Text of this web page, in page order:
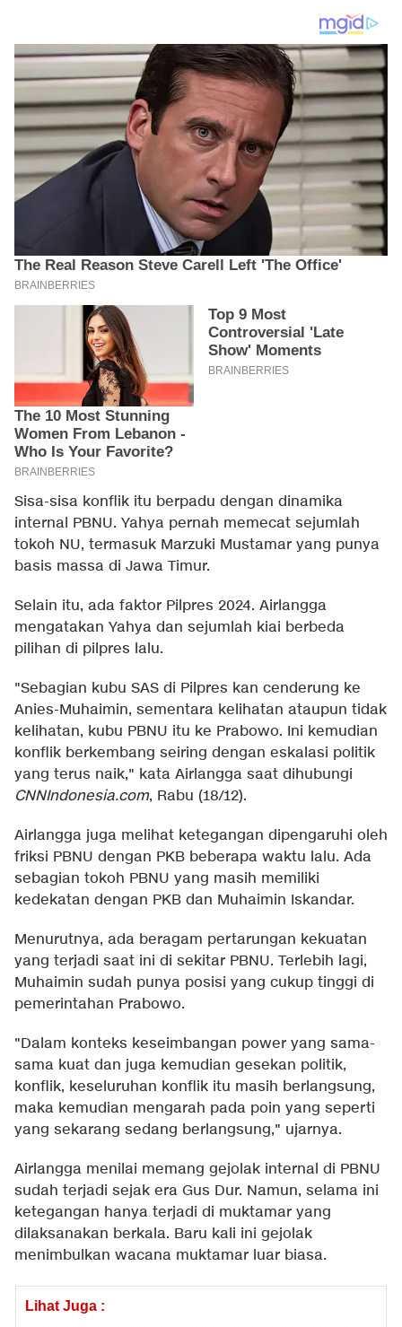
Sisa-sisa konflik itu berpadu dengan dinamika
internal PBNU. Yahya pernah memecat sejumlah
tokoh NU, termasuk Marzuki Mustamar yang punya
basis massa di Jawa Timur.
Selain itu, ada faktor Pilpres 2024. Airlangga
mengatakan Yahya dan sejumlah kiai berbeda
pilihan di pilpres lalu.
"Sebagian kubu SAS di Pilpres kan cenderung ke
Anies-Muhaimin, sementara kelihatan ataupun tidak
kelihatan, kubu PBNU itu ke Prabowo. Ini kemudian
konflik berkembang seiring dengan eskalasi politik
yang terus naik," kata Airlangga saat dihubungi
CNNIndonesia.com, Rabu (18/12).
Airlangga juga melihat ketegangan dipengaruhi oleh
friksi PBNU dengan PKB beberapa waktu lalu. Ada
sebagian tokoh PBNU yang masih memiliki
kedekatan dengan PKB dan Muhaimin Iskandar.
Menurutnya, ada beragam pertarungan kekuatan
yang terjadi saat ini di sekitar PBNU. Terlebih lagi,
Muhaimin sudah punya posisi yang cukup tinggi di
pemerintahan Prabowo.
"Dalam konteks keseimbangan power yang sama-
sama kuat dan juga kemudian gesekan politik,
konflik, keseluruhan konflik itu masih berlangsung,
maka kemudian mengarah pada poin yang seperti
yang sekarang sedang berlangsung," ujarnya.
Airlangga menilai memang gejolak internal di PBNU
sudah terjadi sejak era Gus Dur. Namun, selama ini
ketegangan hanya terjadi di muktamar yang
dilaksanakan berkala. Baru kali ini gejolak
menimbulkan wacana muktamar luar biasa.
Lihat Juga :